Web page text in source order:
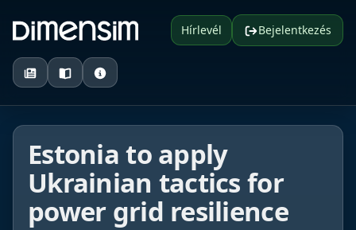
Hírlevél Bejelentkezés
Estonia to apply
Ukrainian tactics for
power grid resilience